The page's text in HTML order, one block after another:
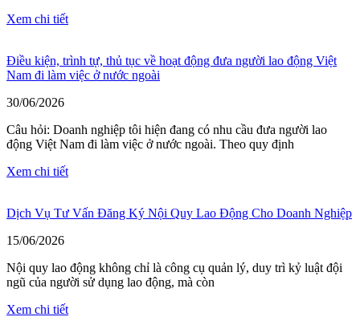
Xem chi tiết
Điều kiện, trình tự, thủ tục về hoạt động đưa người lao động Việt
Nam đi làm việc ở nước ngoài
30/06/2026
Câu hỏi: Doanh nghiệp tôi hiện đang có nhu cầu đưa người lao
động Việt Nam đi làm việc ở nước ngoài. Theo quy định
Xem chi tiết
Dịch Vụ Tư Vấn Đăng Ký Nội Quy Lao Động Cho Doanh Nghiệp
15/06/2026
Nội quy lao động không chỉ là công cụ quản lý, duy trì kỷ luật đội
ngũ của người sử dụng lao động, mà còn
Xem chi tiết